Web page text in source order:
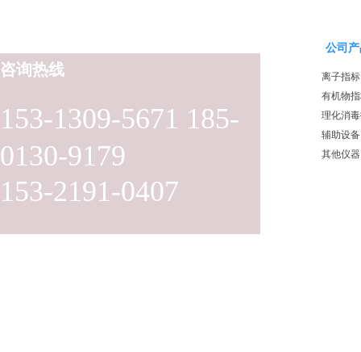
153-1309-5671 185-
0130-9179
153-2191-0407
咨询热线
公司
离子指标
有机物
理化消
辅助设备
其他仪器